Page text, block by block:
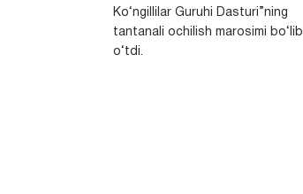
Ko‘ngillilar Guruhi Dasturi”ning
tantanali ochilish marosimi bo‘lib
o‘tdi.